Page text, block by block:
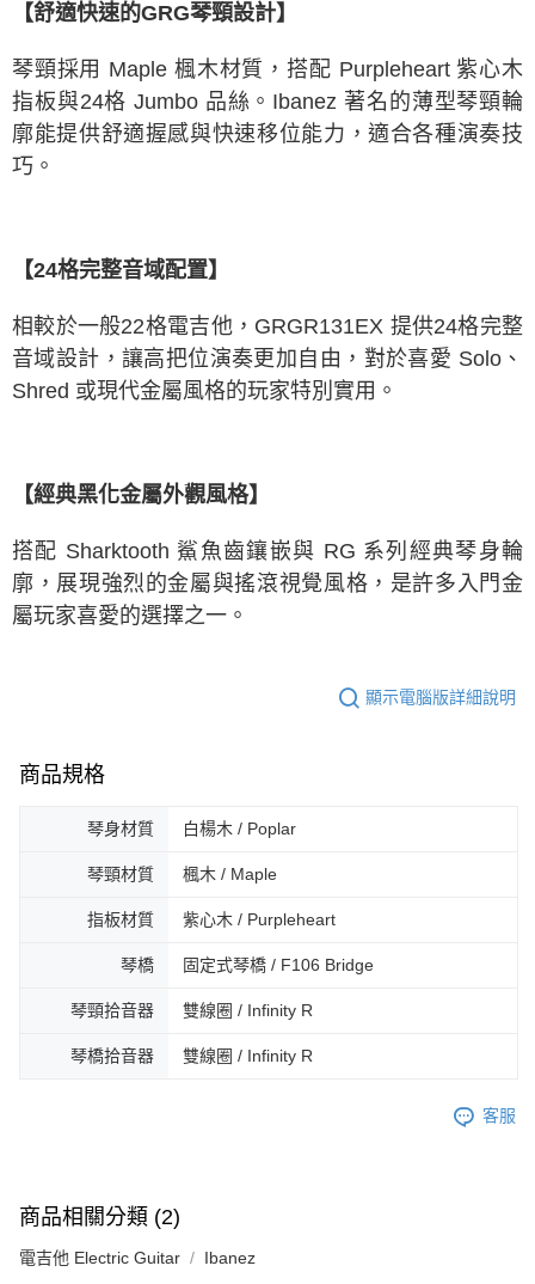
【舒適快速的GRG琴頸設計】
琴頸採用 Maple 楓木材質，搭配 Purpleheart 紫心木
指板與24格 Jumbo 品絲。Ibanez 著名的薄型琴頸輪
廓能提供舒適握感與快速移位能力，適合各種演奏技
巧。
【24格完整音域配置】
相較於一般22格電吉他，GRGR131EX 提供24格完整
音域設計，讓高把位演奏更加自由，對於喜愛 Solo、
Shred 或現代金屬風格的玩家特別實用。
【經典黑化金屬外觀風格】
搭配 Sharktooth 鯊魚齒鑲嵌與 RG 系列經典琴身輪
廓，展現強烈的金屬與搖滾視覺風格，是許多入門金
屬玩家喜愛的選擇之一。
顯示電腦版詳細說明
商品規格
琴身材質 白楊木 / Poplar
琴頸材質 楓木 / Maple
指板材質 紫心木 / Purpleheart
琴橋 固定式琴橋 / F106 Bridge
琴頸拾音器 雙線圈 / Infinity R
琴橋拾音器 雙線圈 / Infinity R
客服
商品相關分類 (2)
電吉他 Electric Guitar Ibanez